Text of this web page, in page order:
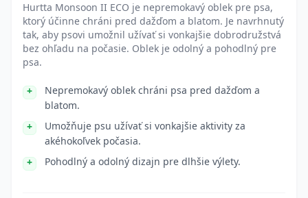
Hurtta Monsoon II ECO je nepremokavý oblek pre psa,
ktorý účinne chráni pred dažďom a blatom. Je navrhnutý
tak, aby psovi umožnil užívať si vonkajšie dobrodružstvá
bez ohľadu na počasie. Oblek je odolný a pohodlný pre
psa.
Nepremokavý oblek chráni psa pred dažďom a
blatom.
Umožňuje psu užívať si vonkajšie aktivity za
akéhokoľvek počasia.
Pohodlný a odolný dizajn pre dlhšie výlety.